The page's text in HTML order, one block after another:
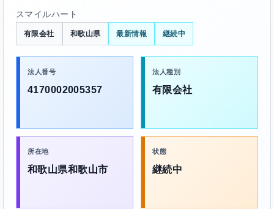
スマイルハート
有限会社 和歌山県 最新情報 継続中
法人番号
4170002005357
法人種別
有限会社
所在地
和歌山県和歌山市
状態
継続中